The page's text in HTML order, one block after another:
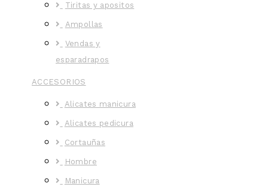
Tiritas y apositos
Ampollas
Vendas y
esparadrapos
ACCESORIOS
Alicates manicura
Alicates pedicura
Cortauñas
Hombre
Manicura